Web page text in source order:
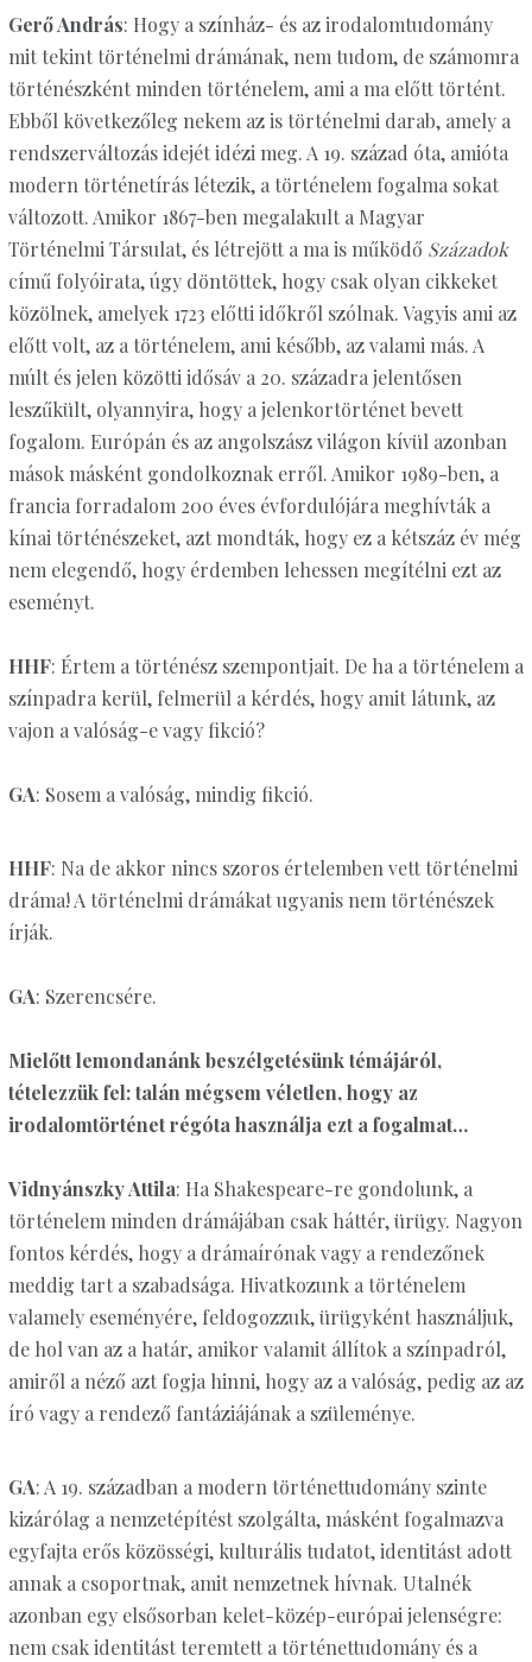
Gerő András: Hogy a színház- és az irodalomtudomány
mit tekint történelmi drámának, nem tudom, de számomra
történészként minden történelem, ami a ma előtt történt.
Ebből következőleg nekem az is történelmi darab, amely a
rendszerváltozás idejét idézi meg. A 19. század óta, amióta
modern történetírás létezik, a történelem fogalma sokat
változott. Amikor 1867-ben megalakult a Magyar
Történelmi Társulat, és létrejött a ma is működő Századok
című folyóirata, úgy döntöttek, hogy csak olyan cikkeket
közölnek, amelyek 1723 előtti időkről szólnak. Vagyis ami az
előtt volt, az a történelem, ami később, az valami más. A
múlt és jelen közötti idősáv a 20. századra jelentősen
leszűkült, olyannyira, hogy a jelenkortörténet bevett
fogalom. Európán és az angolszász világon kívül azonban
mások másként gondolkoznak erről. Amikor 1989-ben, a
francia forradalom 200 éves évfordulójára meghívták a
kínai történészeket, azt mondták, hogy ez a kétszáz év még
nem elegendő, hogy érdemben lehessen megítélni ezt az
eseményt.
HHF: Értem a történész szempontjait. De ha a történelem a
színpadra kerül, felmerül a kérdés, hogy amit látunk, az
vajon a valóság-e vagy fikció?
GA: Sosem a valóság, mindig fikció.
HHF: Na de akkor nincs szoros értelemben vett történelmi
dráma! A történelmi drámákat ugyanis nem történészek
írják.
GA: Szerencsére.
Mielőtt lemondanánk beszélgetésünk témájáról,
tételezzük fel: talán mégsem véletlen, hogy az
irodalomtörténet régóta használja ezt a fogalmat…
Vidnyánszky Attila: Ha Shakespeare-re gondolunk, a
történelem minden drámájában csak háttér, ürügy. Nagyon
fontos kérdés, hogy a drámaírónak vagy a rendezőnek
meddig tart a szabadsága. Hivatkozunk a történelem
valamely eseményére, feldogozzuk, ürügyként használjuk,
de hol van az a határ, amikor valamit állítok a színpadról,
amiről a néző azt fogja hinni, hogy az a valóság, pedig az az
író vagy a rendező fantáziájának a szüleménye.
GA: A 19. században a modern történettudomány szinte
kizárólag a nemzetépítést szolgálta, másként fogalmazva
egyfajta erős közösségi, kulturális tudatot, identitást adott
annak a csoportnak, amit nemzetnek hívnak. Utalnék
azonban egy elsősorban kelet-közép-európai jelenségre:
nem csak identitást teremtett a történettudomány és a